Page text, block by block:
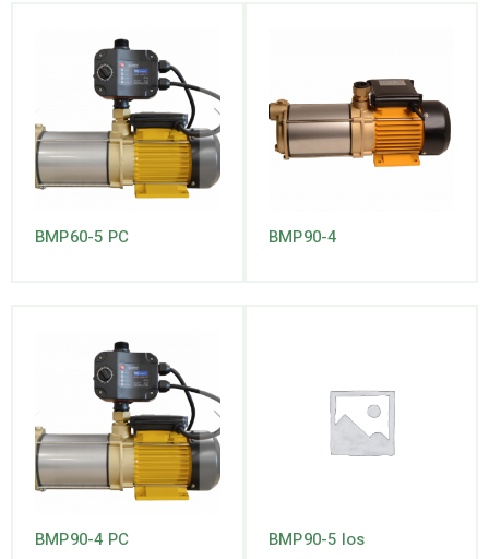
BMP60-5 PC BMP90-4
BMP90-4 PC BMP90-5 los